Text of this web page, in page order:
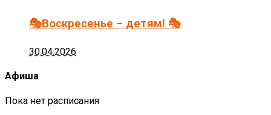
🎭Воскресенье – детям! 🎭
30.04.2026
Афиша
Пока нет расписания